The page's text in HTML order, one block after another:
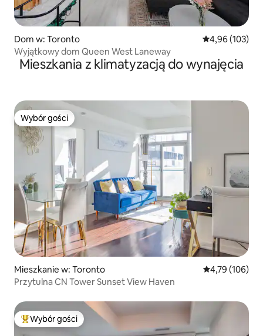
Dom w: Toronto Średnia
4,96 (103)
Wyjątkowy dom Queen West Laneway
Mieszkania z klimatyzacją do wynajęcia
Wybór gości
Wybór gości
Mieszkanie w: Toronto Średnia
4,79 (106)
Przytulna CN Tower Sunset View Haven
Najpopularniejsze z kategorii Wybór gości
Wybór gości